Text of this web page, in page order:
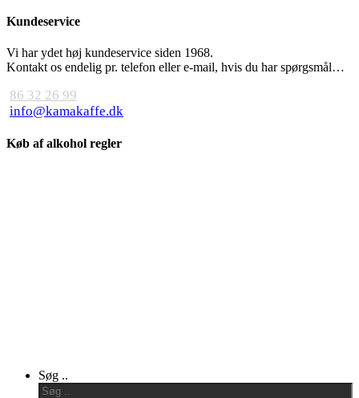
Kundeservice
Vi har ydet høj kundeservice siden 1968.
Kontakt os endelig pr. telefon eller e-mail, hvis du har spørgsmål…
86 32 26 99
info@kamakaffe.dk
Køb af alkohol regler
Menu
Søg ..